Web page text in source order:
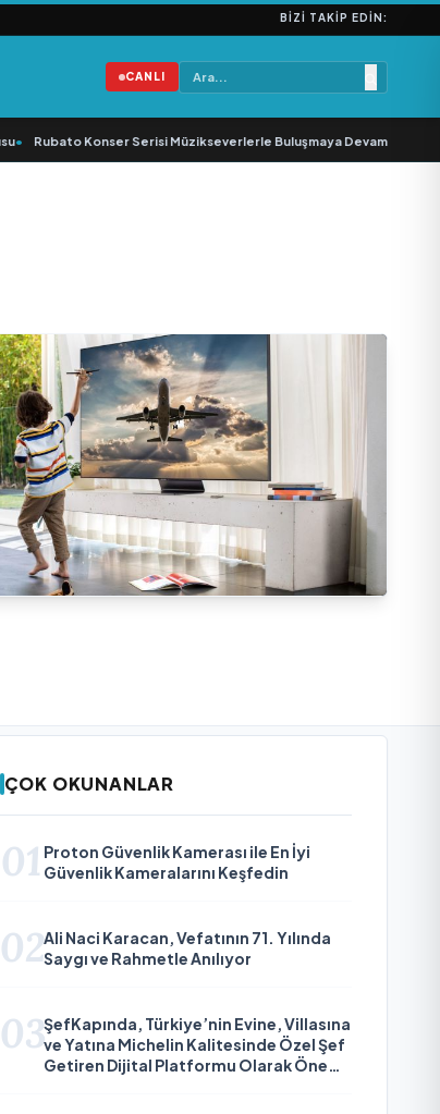
BIZI TAKIP EDIN:
CANLI
Rubato Konser Serisi Müzikseverlerle Buluşmaya Devam Ediyor
ÇOK OKUNANLAR
01 Proton Güvenlik Kamerası ile En İyi
Güvenlik Kameralarını Keşfedin
02Ali Naci Karacan, Vefatının 71. Yılında
Saygı ve Rahmetle Anılıyor
03ŞefKapında, Türkiye’nin Evine, Villasına
ve Yatına Michelin Kalitesinde Özel Şef
Getiren Dijital Platformu Olarak Öne